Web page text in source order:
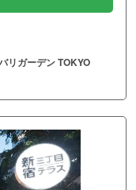
リガーデン TOKYO